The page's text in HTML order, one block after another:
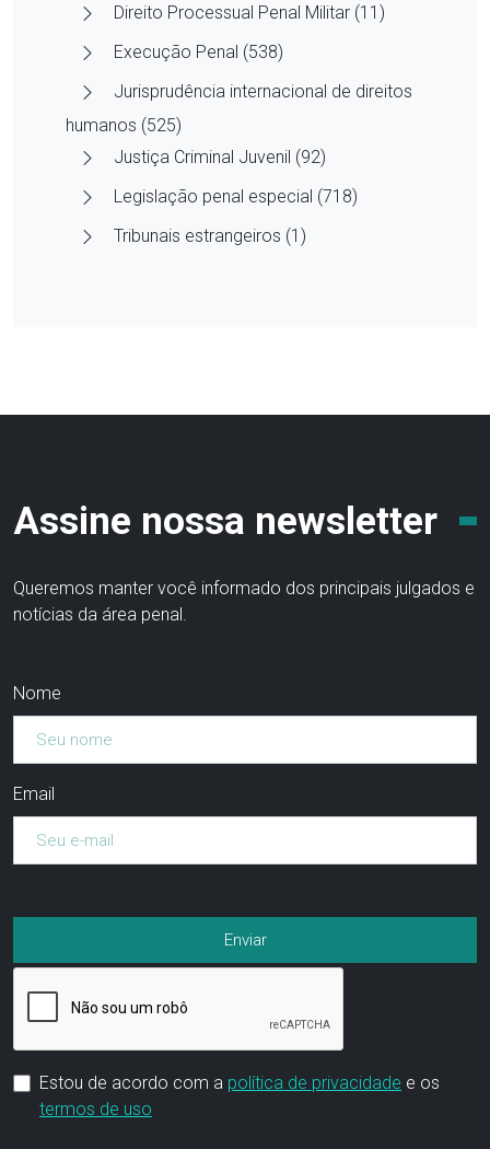
Direito Processual Penal Militar (11)
Execução Penal (538)
Jurisprudência internacional de direitos
humanos (525)
Justiça Criminal Juvenil (92)
Legislação penal especial (718)
Tribunais estrangeiros (1)
Assine nossa newsletter
Queremos manter você informado dos principais julgados e
notícias da área penal.
Nome
Email
Estou de acordo com a política de privacidade e os
termos de uso